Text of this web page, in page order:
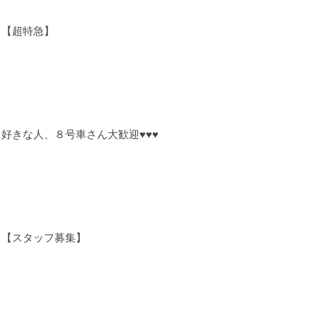
【超特急】
好きな人、８号車さん大歓迎♥♥♥
【スタッフ募集】